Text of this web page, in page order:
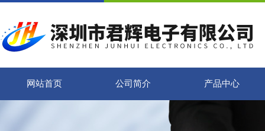
网站首页 公司简介 产品中心